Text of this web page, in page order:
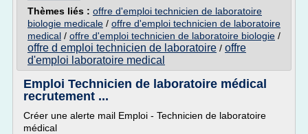
Thèmes liés : offre d'emploi technicien de laboratoire
biologie medicale / offre d'emploi technicien de laboratoire
medical / offre d'emploi technicien de laboratoire biologie /
offre d emploi technicien de laboratoire / offre
d'emploi laboratoire medical
Emploi Technicien de laboratoire médical
recrutement ...
Créer une alerte mail Emploi - Technicien de laboratoire
médical